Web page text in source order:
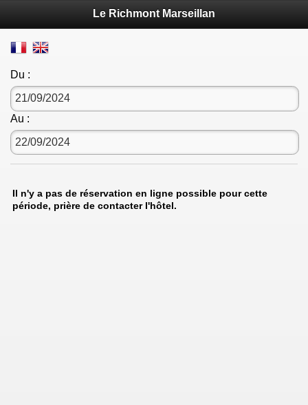
Le Richmont Marseillan
Du :
Au :
Il n'y a pas de réservation en ligne possible pour cette
période, prière de contacter l'hôtel.